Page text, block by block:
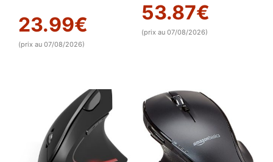
23.99€
(prix au 07/08/2026)
53.87€
(prix au 07/08/2026)